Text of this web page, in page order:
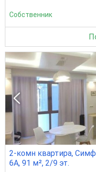
Собственник
2-комн квартира,
6А, 91 м², 2/9 эт.